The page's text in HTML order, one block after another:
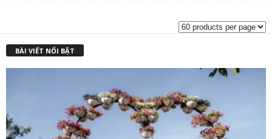
BÀI VIẾT NỔI BẬT